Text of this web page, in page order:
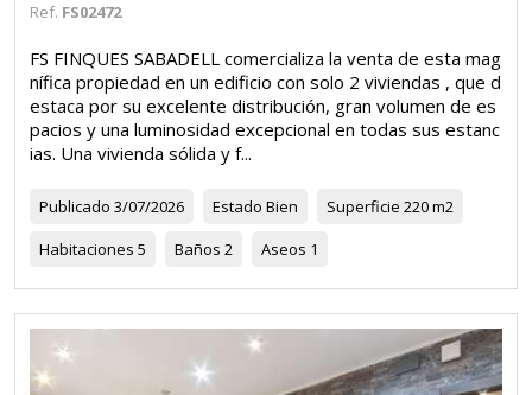
Ref. FS02472
FS FINQUES SABADELL comercializa la venta de esta mag
nífica propiedad en un edificio con solo 2 viviendas , que d
estaca por su excelente distribución, gran volumen de es
pacios y una luminosidad excepcional en todas sus estanc
ias. Una vivienda sólida y f...
Publicado 3/07/2026 Estado Bien Superficie 220 m2
Habitaciones 5 Baños 2 Aseos 1